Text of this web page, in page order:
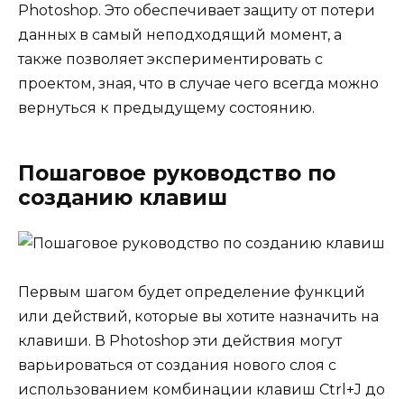
Photoshop. Это обеспечивает защиту от потери
данных в самый неподходящий момент, а
также позволяет экспериментировать с
проектом, зная, что в случае чего всегда можно
вернуться к предыдущему состоянию.
Пошаговое руководство по
созданию клавиш
Первым шагом будет определение функций
или действий, которые вы хотите назначить на
клавиши. В Photoshop эти действия могут
варьироваться от создания нового слоя с
использованием комбинации клавиш Ctrl+J до